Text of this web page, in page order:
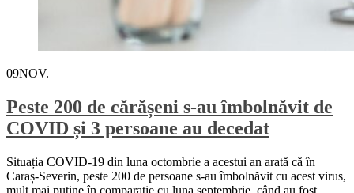
09NOV.
Peste 200 de cărășeni s-au îmbolnăvit de
COVID și 3 persoane au decedat
Situația COVID-19 din luna octombrie a acestui an arată că în
Caraș-Severin, peste 200 de persoane s-au îmbolnăvit cu acest virus,
mult mai puține în comparație cu luna septembrie, când au fost